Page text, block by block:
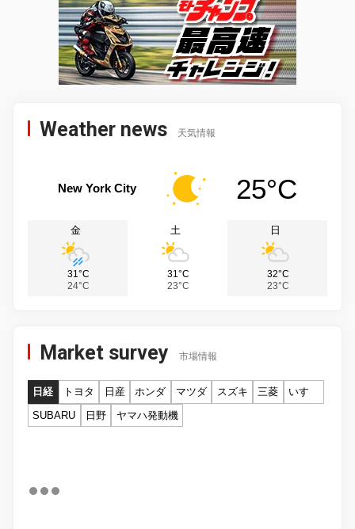
Weather news 天気情報
New York City 25°C
金
31°C
24°C
土
31°C
23°C
日
32°C
23°C
Market survey 市場情報
日経 トヨタ 日産 ホンダ マツダ スズキ 三菱
いすゞ
SUBARU
日野 ヤマハ発動機